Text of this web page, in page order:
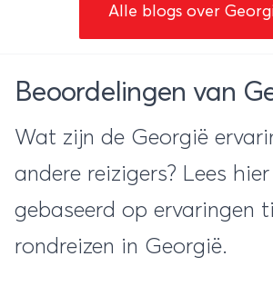
Alle blogs over
Beoordelingen van
Wat zijn de Georgië
andere reizigers? Lees
gebaseerd op ervaringen
rondreizen in Georgië.